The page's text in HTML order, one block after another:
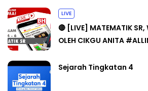
LIVE
🔴 [LIVE] MATEMATIK SR,
OLEH CIKGU ANITA
Sejarah Tingkatan 4